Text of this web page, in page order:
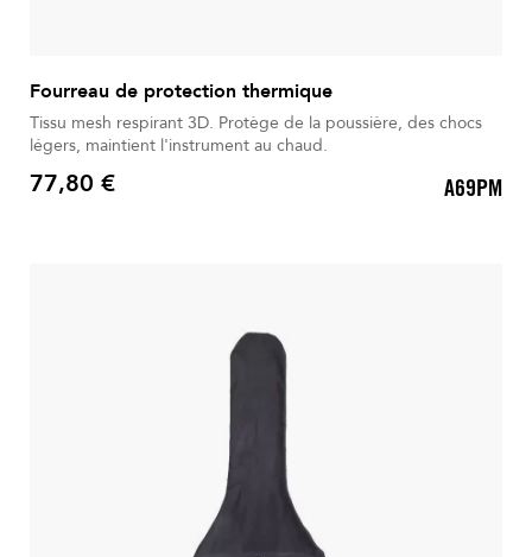
Fourreau de protection thermique
Tissu mesh respirant 3D. Protège de la poussière, des chocs
légers, maintient l'instrument au chaud.
Prix
77,80 € A69PM